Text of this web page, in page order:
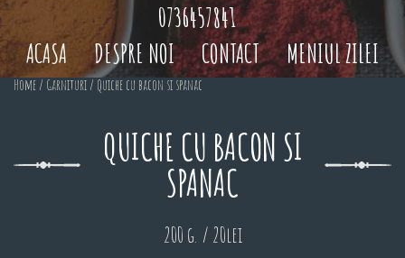
ACASA DESPRE NOI CONTACT MENIUL ZILEI
0736457841
Home / Garnituri / Quiche cu bacon si spanac
QUICHE CU BACON SI
SPANAC
200 g. / 20lei